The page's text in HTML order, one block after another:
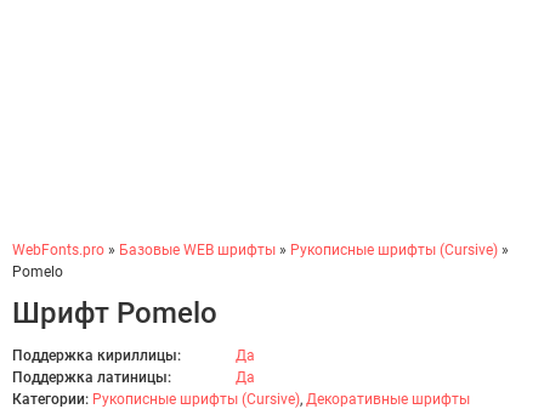
WebFonts.pro » Базовые WEB шрифты » Рукописные шрифты (Cursive) »
Pomelo
Шрифт Pomelo
Поддержка кириллицы:
Да
Поддержка латиницы:
Да
Категории: Рукописные шрифты (Cursive), Декоративные шрифты